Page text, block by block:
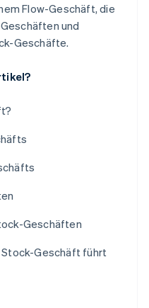
Flow-Geschäft, die
und
Geschäfte.
Geschäften
Geschäft führt